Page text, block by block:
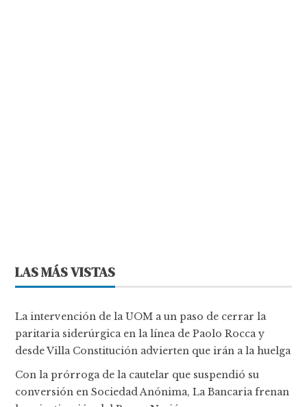
LAS MÁS VISTAS
La intervención de la UOM a un paso de cerrar la
paritaria siderúrgica en la línea de Paolo Rocca y
desde Villa Constitución advierten que irán a la huelga
Con la prórroga de la cautelar que suspendió su
conversión en Sociedad Anónima, La Bancaria frenan